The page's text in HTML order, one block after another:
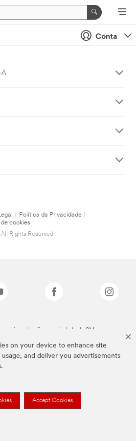
on your device to enhance site
and deliver you advertisements
Accept Cookies
Conta
Política da Privacidade
cookies
Rights Reserved.
mencionadas são propriedade da 3M.